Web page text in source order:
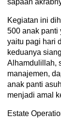
sapaan
Kegiatan ini
500 anak panti
yaitu pagi hari
keduanya
Alhamdulillah,
manajemen,
anak panti
menjadi amal
Estate